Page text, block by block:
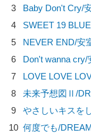
3
Baby Don't Cry/
4
SWEET 19
5
NEVER END/安
6
Don't wanna cry/
7
LOVE LOVE
8
未来予想図Ⅱ/
9
やさしいキスを
10 何度でも/